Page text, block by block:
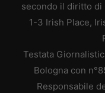
secondo il diritto di
1-3 Irish Place,
Testata
Bologna con
Responsabile